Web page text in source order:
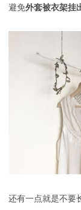
避免外套被衣架挂
还有一点就是不要